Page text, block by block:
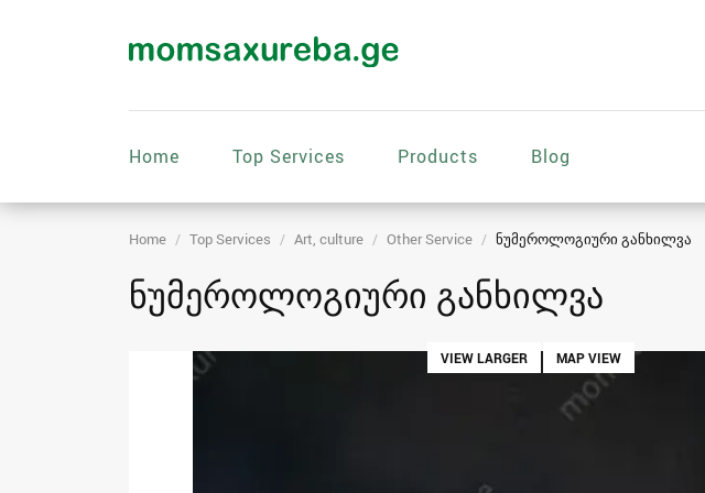
Home Top Services Products Blog
Home Top Services Art, culture Other Service ნუმეროლოგიური განხილვა
ნუმეროლოგიური განხილვა
VIEW LARGER MAP VIEW